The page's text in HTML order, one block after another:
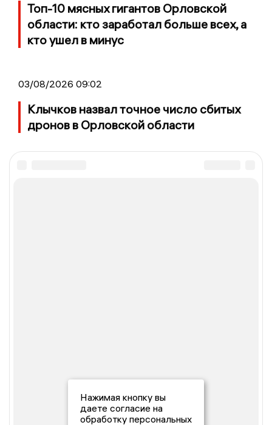
Топ-10 мясных гигантов Орловской
области: кто заработал больше всех, а
кто ушел в минус
03/08/2026 09:02
Клычков назвал точное число сбитых
дронов в Орловской области
Нажимая кнопку вы
даете согласие на
обработку персональных